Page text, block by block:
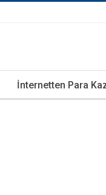
İnternetten Para